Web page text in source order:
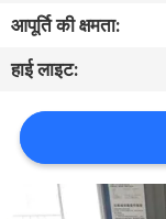
हमसे
संपर्क
करें
समाचार
आपूर्ति की क्षमता:
हाई लाइट: